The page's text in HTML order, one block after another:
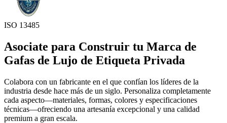
ISO 13485
Asociate para Construir tu Marca de
Gafas de Lujo de Etiqueta Privada
Colabora con un fabricante en el que confían los líderes de la
industria desde hace más de un siglo. Personaliza completamente
cada aspecto—materiales, formas, colores y especificaciones
técnicas—ofreciendo una artesanía excepcional y una calidad
premium a gran escala.